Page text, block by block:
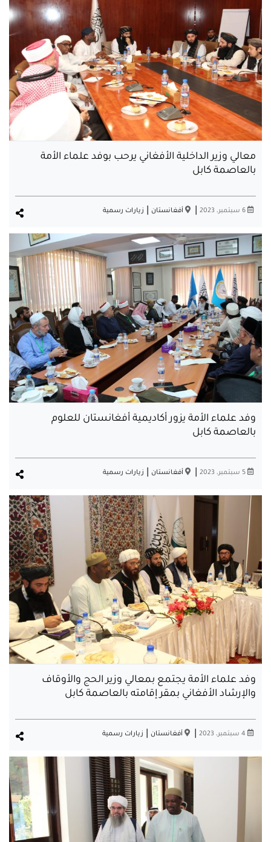
معالي وزير الداخلية الأفغاني يرحب بوفد علماء الأمة
بالعاصمة كابل
6 سبتمبر، 2023 | أفغانستان| زيارات رسمية
وفد علماء الأمة يزور أكاديمية أفغانستان للعلوم
بالعاصمة كابل
5 سبتمبر، 2023 | أفغانستان| زيارات رسمية
وفد علماء الأمة يجتمع بمعالي وزير الحج والأوقاف
والإرشاد الأفغاني بمقر إقامته بالعاصمة كابل
4 سبتمبر، 2023 | أفغانستان| زيارات رسمية